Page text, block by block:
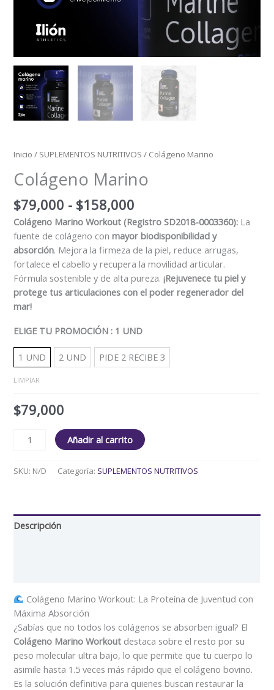
Inicio / SUPLEMENTOS NUTRITIVOS / Colágeno Marino
Colágeno Marino
$79,000 - $158,000
Colágeno Marino Workout (Registro SD2018-0003360): La
fuente de colágeno conmayor biodisponibilidad y
absorción. Mejora la firmeza de la piel, reduce arrugas,
fortalece el cabello y recupera la movilidad articular.
Fórmula sostenible y de alta pureza.¡Rejuvenece tu piel y
protege tus articulaciones con el poder regenerador del
mar!
ELIGE TU PROMOCIÓN : 1 UND
1 UND 2 UND PIDE 2 RECIBE 3
LIMPIAR
$79,000
Añadir al carrito
SKU: N/D Categoría: SUPLEMENTOS NUTRITIVOS
Descripción
Colágeno Marino Workout: La Proteína de Juventud con
Máxima Absorción
¿Sabías que no todos los colágenos se absorben igual? El
Colágeno Marino Workout destaca sobre el resto por su
peso molecular ultra bajo, lo que permite que tu cuerpo lo
asimile hasta 1.5 veces más rápido que el colágeno bovino.
Es la solución definitiva para quienes buscan restaurar la